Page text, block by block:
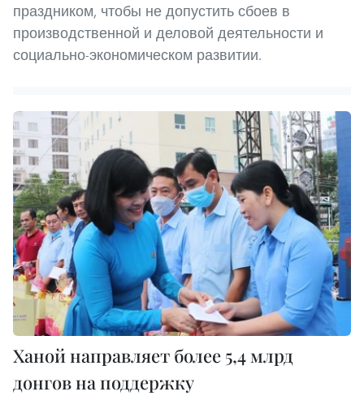
праздником, чтобы не допустить сбоев в
производственной и деловой деятельности и
социально-экономическом развитии.
Ханой направляет более 5,4 млрд
донгов на поддержку